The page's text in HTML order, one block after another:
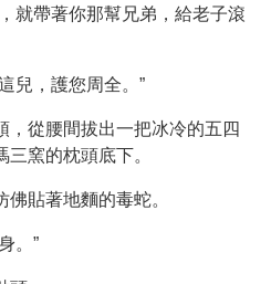
就帶著你那幫兄弟，給老子滾
兒，護您周全。”
，從腰間拔出一把冰冷的五四
窯的枕頭底下。
貼著地麵的毒蛇。
。”